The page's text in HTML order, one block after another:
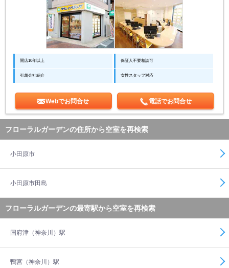
開店10年以上 保証人不要相談可
引越会社紹介 女性スタッフ対応
Webでお問合せ 電話でお問合せ
フローラルガーデンの住所から空室を再検索
小田原市
小田原市田島
フローラルガーデンの最寄駅から空室を再検索
国府津（神奈川）駅
鴨宮（神奈川）駅